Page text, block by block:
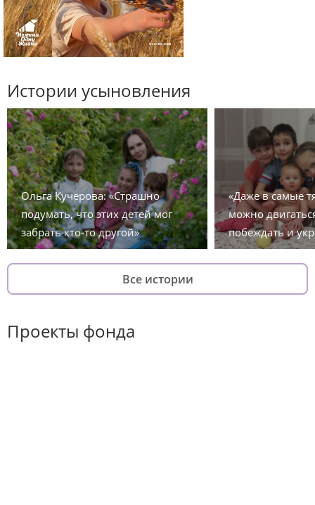
Истории усыновления
Ольга Кучерова: «Страшно
подумать, что этих детей мог
забрать кто-то другой»
«Даже в самые
можно
побеждать и
Все истории
Проекты фонда